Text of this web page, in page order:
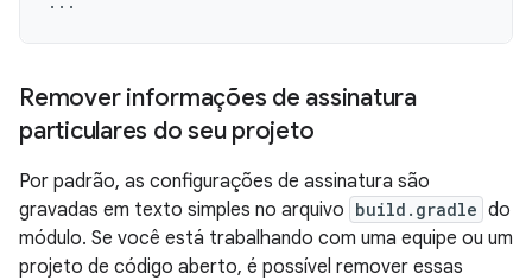
Remover informações de assinatura
particulares do seu projeto
Por padrão, as configurações de assinatura são
gravadas em texto simples no arquivo build.gradle do
módulo. Se você está trabalhando com uma equipe ou um
projeto de código aberto, é possível remover essas